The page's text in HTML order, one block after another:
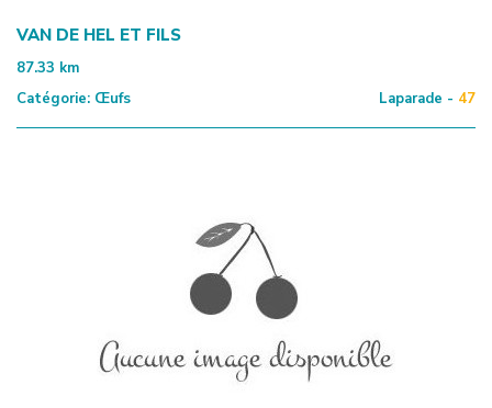
VAN DE HEL ET FILS
87.33 km
Catégorie: Œufs Laparade - 47